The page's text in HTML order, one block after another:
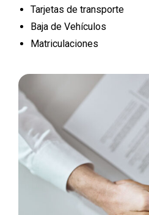
Tarjetas de transporte
Baja de Vehículos
Matriculaciones